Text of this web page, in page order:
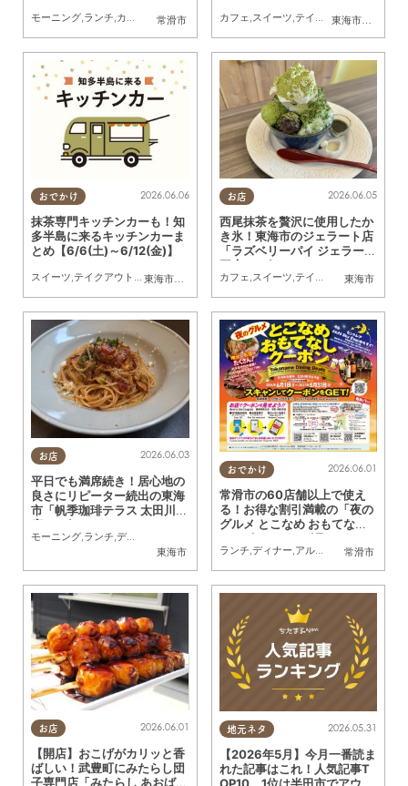
常滑市
モーニング,ランチ,カフェ スイーツ 専門店,夫婦, カップル, おひとりさま東海市大府市
カフェ,スイーツ,テイクアウト ,キッチン
おでかけ
東海市
,大府市 知多市 ,東浦町 ,阿久比町 ,半田市,常滑市
2026.06.06
抹茶専門キッチンカーも！知
多半島に来るキッチンカーま
とめ【6/6(土)～6/12(金)】
スイーツ,テイクアウト ,キッチンカー イベント ,まとめ記事
お店
東海市
2026.06.05
西尾抹茶を贅沢に使用したか
き氷！東海市のジェラート店
「ラズベリーパイ ジェラート
工房」へ行ってみた
カフェ,スイーツ,テイクアウト ,行ってみ
お店
東海市
2026.06.03
平日でも満席続き！居心地の
良さにリピーター続出の東海
市「帆季珈琲テラス 太田川
店」に行ってみた
モーニング ランチ ディナー 行ってみたレポ 夫婦 カップル
おでかけ
常滑市
2026.06.01
常滑市の60店舗以上で使え
る！お得な割引満載の「夜の
グルメ とこなめ おもてなし
クーポン」が6/1(月)スタート
／ちたまる広告
ランチ ディナー アルコール ,ラーメン
お店 2026.06.01
【開店】おこげがカリッと香
ばしい！武豊町にみたらし団
子専門店「みたらし あおば」
地元ネタ 2026.05.31
【2026年5月】今月一番読ま
れた記事はこれ！人気記事T